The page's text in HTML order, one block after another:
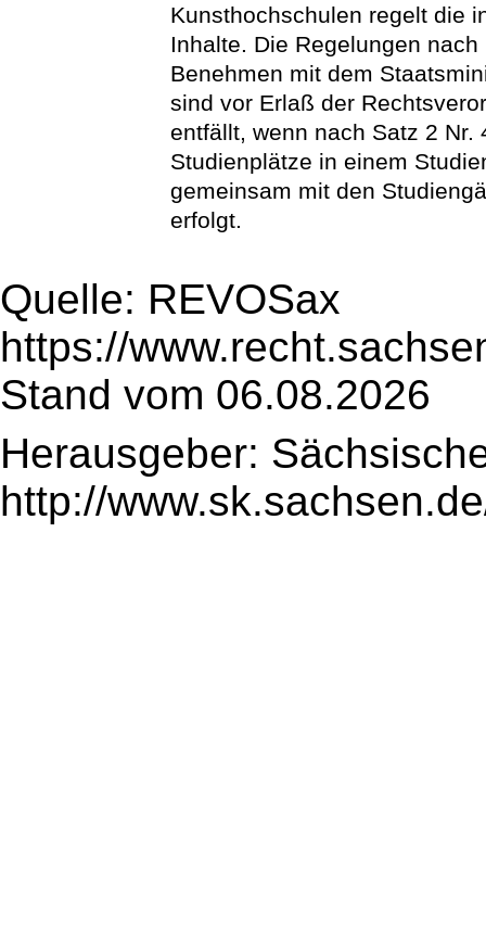
Kunsthochschulen regelt die
Inhalte. Die Regelungen
Benehmen mit dem
sind vor Erlaß der
entfällt, wenn nach Satz 2
Studienplätze in einem
gemeinsam mit den
erfolgt.
Quelle: REVOSax
https://
Stand vom 06.08.2026
Herausgeber:
http://